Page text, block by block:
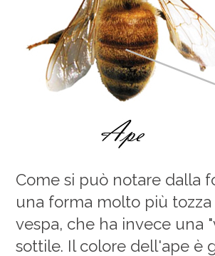
Come si può notare dalla
una forma molto più
vespa, che ha invece una
sottile. Il colore dell'ape è